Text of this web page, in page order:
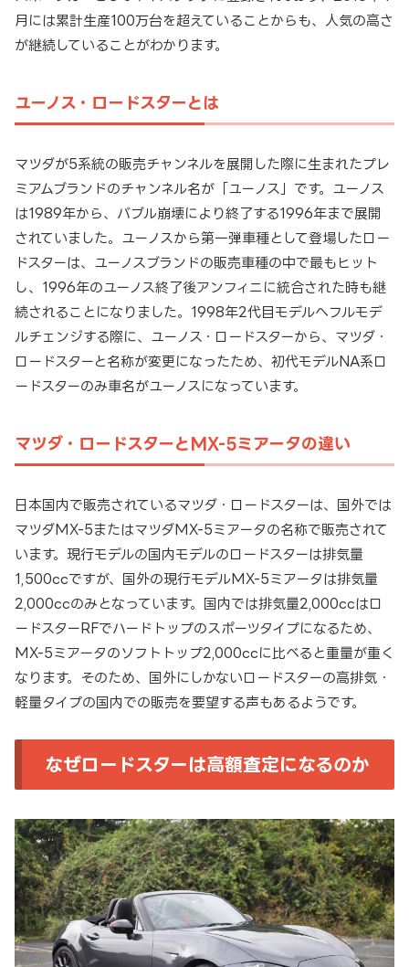
月には累計生産100万台を超えていることからも、人気の高さ
が継続していることがわかります。
ユーノス・ロードスターとは
マツダが5系統の販売チャンネルを展開した際に生まれたプレ
ミアムブランドのチャンネル名が「ユーノス」です。ユーノス
は1989年から、バブル崩壊により終了する1996年まで展開
されていました。ユーノスから第一弾車種として登場したロー
ドスターは、ユーノスブランドの販売車種の中で最もヒット
し、1996年のユーノス終了後アンフィニに統合された時も継
続されることになりました。1998年2代目モデルへフルモデ
ルチェンジする際に、ユーノス・ロードスターから、マツダ・
ロードスターと名称が変更になったため、初代モデルNA系ロ
ードスターのみ車名がユーノスになっています。
マツダ・ロードスターとMX-5ミアータの違い
日本国内で販売されているマツダ・ロードスターは、国外では
マツダMX-5またはマツダMX-5ミアータの名称で販売されて
います。現行モデルの国内モデルのロードスターは排気量
1,500ccですが、国外の現行モデルMX-5ミアータは排気量
2,000ccのみとなっています。国内では排気量2,000ccはロ
ードスターRFでハードトップのスポーツタイプになるため、
MX-5ミアータのソフトトップ2,000ccに比べると重量が重く
なります。そのため、国外にしかないロードスターの高排気・
軽量タイプの国内での販売を要望する声もあるようです。
なぜロードスターは高額査定になるのか